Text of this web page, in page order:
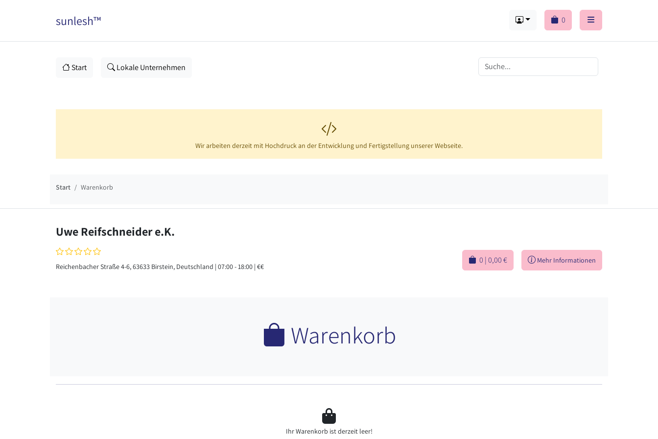
sunlesh™ 0
Start Lokale Unternehmen
Wir arbeiten derzeit mit Hochdruck an der Entwicklung und Fertigstellung unserer Webseite.
Start Warenkorb
Uwe Reifschneider e.K.
Reichenbacher Straße 4-6, 63633 Birstein, Deutschland | 07:00 - 18:00 | €€
0 | 0,00 € Mehr Informationen
Warenkorb
Ihr Warenkorb ist derzeit leer!